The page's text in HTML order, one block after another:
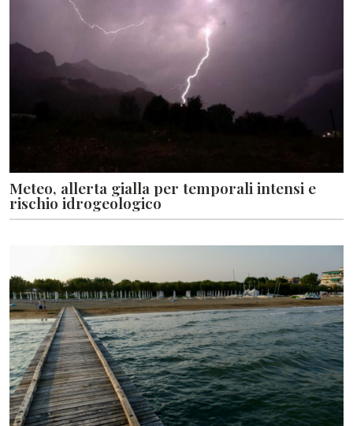
Meteo, allerta gialla per temporali intensi e
rischio idrogeologico